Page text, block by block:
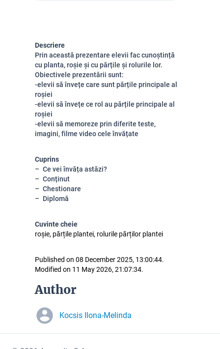
Descriere
Prin această prezentare elevii fac cunoștință
cu planta, roșie și cu părțile și rolurile lor.
Obiectivele prezentării sunt:
-elevii să învețe care sunt părțile principale al
roșiei
-elevii să învețe ce rol au părțile principale al
roșiei
-elevii să memoreze prin diferite teste,
imagini, filme video cele învățate
Cuprins
Ce vei învăța astăzi?
Conținut
Chestionare
Diplomă
Cuvinte cheie
roșie, părțile plantei, rolurile părților plantei
Published on 08 December 2025, 13:00:44.
Modified on 11 May 2026, 21:07:34.
Author
Kocsis Ilona-Melinda